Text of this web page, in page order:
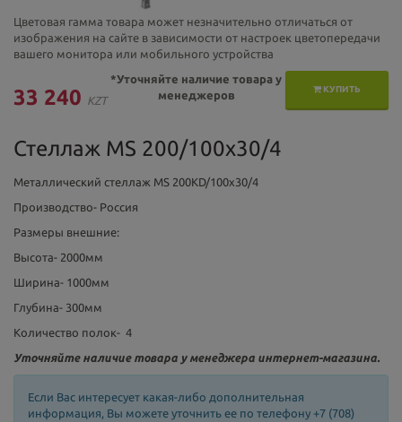
Цветовая гамма товара может незначительно отличаться от
изображения на сайте в зависимости от настроек цветопередачи
вашего монитора или мобильного устройства
33 240 KZT
КУПИТЬ
*Уточняйте наличие товара у
менеджеров
Стеллаж MS 200/100х30/4
Металлический стеллаж MS 200KD/100x30/4
Производство- Россия
Размеры внешние:
Высота- 2000мм
Ширина- 1000мм
Глубина- 300мм
Количество полок- 4
Уточняйте наличие товара у менеджера интернет-магазина.
Если Вас интересует какая-либо дополнительная
информация, Вы можете уточнить ее по телефону +7 (708)